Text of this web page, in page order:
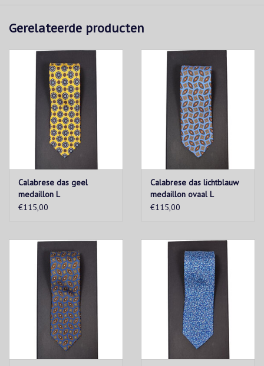
Gerelateerde producten
Calabrese das geel
medaillon L
€115,00
Calabrese das lichtblauw
medaillon ovaal L
€115,00